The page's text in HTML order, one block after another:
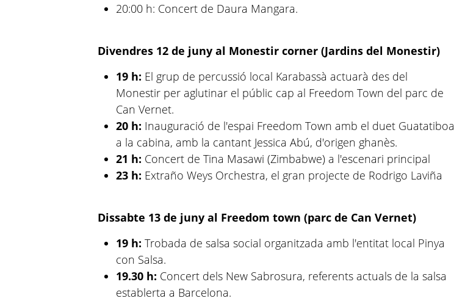
20:00 h: Concert de Daura Mangara.
Divendres 12 de juny al Monestir corner (Jardins del Monestir)
19 h: El grup de percussió local Karabassà actuarà des del
Monestir per aglutinar el públic cap al Freedom Town del parc de
Can Vernet.
20 h: Inauguració de l'espai Freedom Town amb el duet Guatatiboa
a la cabina, amb la cantant Jessica Abú, d'origen ghanès.
21 h: Concert de Tina Masawi (Zimbabwe) a l'escenari principal
23 h: Extraño Weys Orchestra, el gran projecte de Rodrigo Laviña
Dissabte 13 de juny al Freedom town (parc de Can Vernet)
19 h: Trobada de salsa social organitzada amb l'entitat local Pinya
con Salsa.
19.30 h: Concert dels New Sabrosura, referents actuals de la salsa
establerta a Barcelona.